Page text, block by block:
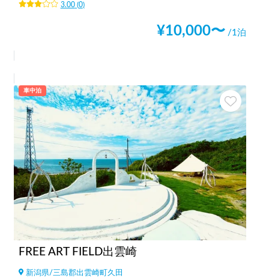
3.00(0)
¥10,000〜 /1泊
車中泊
FREE ART FIELD出雲崎
新潟県/三島郡出雲崎町久田